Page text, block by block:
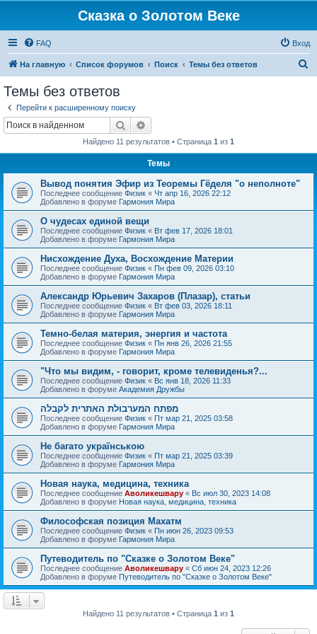
Сказка о Золотом Веке
FAQ Вход
На главную Список форумов Поиск Темы без ответов
Темы без ответов
Перейти к расширенному поиску
Поиск
Найдено 11 результатов • Страница 1 из 1
Темы
Вывод понятия Эфир из Теоремы Гёделя "о неполноте"
Последнее сообщение Физик « Чт апр 16, 2026 22:12
Добавлено в форуме Гармония Мира
О чудесах единой вещи
Последнее сообщение Физик « Вт фев 17, 2026 18:01
Добавлено в форуме Гармония Мира
Нисхождение Духа, Восхождение Материи
Последнее сообщение Физик « Пн фев 09, 2026 03:10
Добавлено в форуме Гармония Мира
Александр Юрьевич Захаров (Плазар), статьи
Последнее сообщение Физик « Вт фев 03, 2026 18:11
Добавлено в форуме Гармония Мира
Темно-белая материя, энергия и частота
Последнее сообщение Физик « Пн янв 26, 2026 21:55
Добавлено в форуме Гармония Мира
"Что мы видим, - говорит, кроме телевиденья?...
Последнее сообщение Физик « Вс янв 18, 2026 11:33
Добавлено в форуме Академия Дружбы
מפתח המערבולת האתרית לקבלה
Последнее сообщение Физик « Пт мар 21, 2025 03:58
Добавлено в форуме Гармония Мира
Не багато українською
Последнее сообщение Физик « Пт мар 21, 2025 03:39
Добавлено в форуме Гармония Мира
Новая наука, медицина, техника
Последнее сообщение Аволикешвару « Вс июл 30, 2023 14:08
Добавлено в форуме Новая наука, медицина, техника
Философская позиция Махатм
Последнее сообщение Физик « Пн июн 26, 2023 09:53
Добавлено в форуме Гармония Мира
Путеводитель по "Сказке о Золотом Веке"
Последнее сообщение Аволикешвару « Сб июн 24, 2023 12:26
Добавлено в форуме Путеводитель по "Сказке о Золотом Веке"
Найдено 11 результатов • Страница 1 из 1